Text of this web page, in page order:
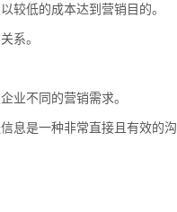
较低的成本达到营销目的。
系。
业不同的营销需求。
息是一种非常直接且有效的